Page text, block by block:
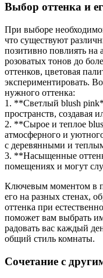
Выбор оттенка и
При выборе
что существуют
позитивно повлиять на
розоватых тонов до
оттенков, цветовая
экспериментировать.
нужного оттенка:
1. **Светлый blush
пространств, создавая
2. **Сырое и теплое
атмосферного и
с деревянными и
3. **Насыщенные
помещениях и могут
Ключевым моментом в
его на разных стенах,
оттенка при
поможет вам выбрать
радовать вас каждый
общий стиль комнаты.
Сочетание с